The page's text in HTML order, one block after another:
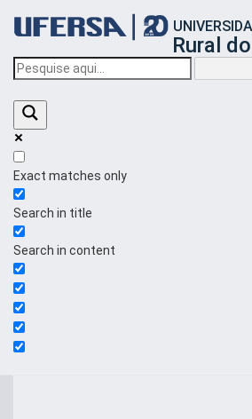
portal
UFERSA
Rural
Exact matches only
Search in title
Search in content